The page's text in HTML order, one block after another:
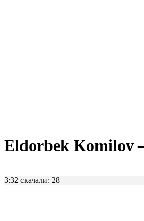
Eldorbek Komilov
3:32 скачали: 28